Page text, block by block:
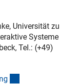
Universität zu
Systeme
Tel.: (+49)
g